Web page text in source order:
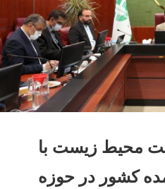
محیط زیست با
عمده کشور در حوزه